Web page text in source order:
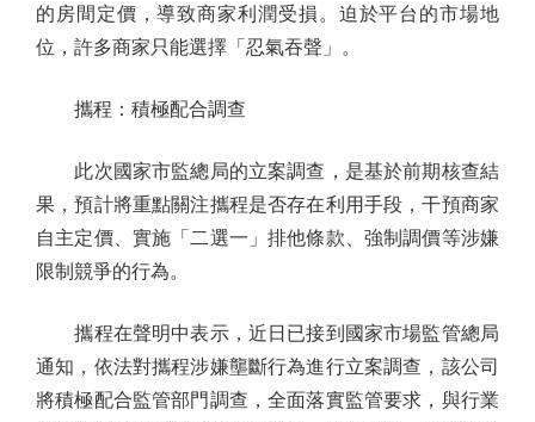
的房間定價，導致商家利潤受損。迫於平台的市場地
位，許多商家只能選擇「忍氣吞聲」。
攜程：積極配合調查
此次國家市監總局的立案調查，是基於前期核查結
果，預計將重點關注攜程是否存在利用手段，干預商家
自主定價、實施「二選一」排他條款、強制調價等涉嫌
限制競爭的行為。
攜程在聲明中表示，近日已接到國家市場監管總局
通知，依法對攜程涉嫌壟斷行為進行立案調查，該公司
將積極配合監管部門調查，全面落實監管要求，與行業